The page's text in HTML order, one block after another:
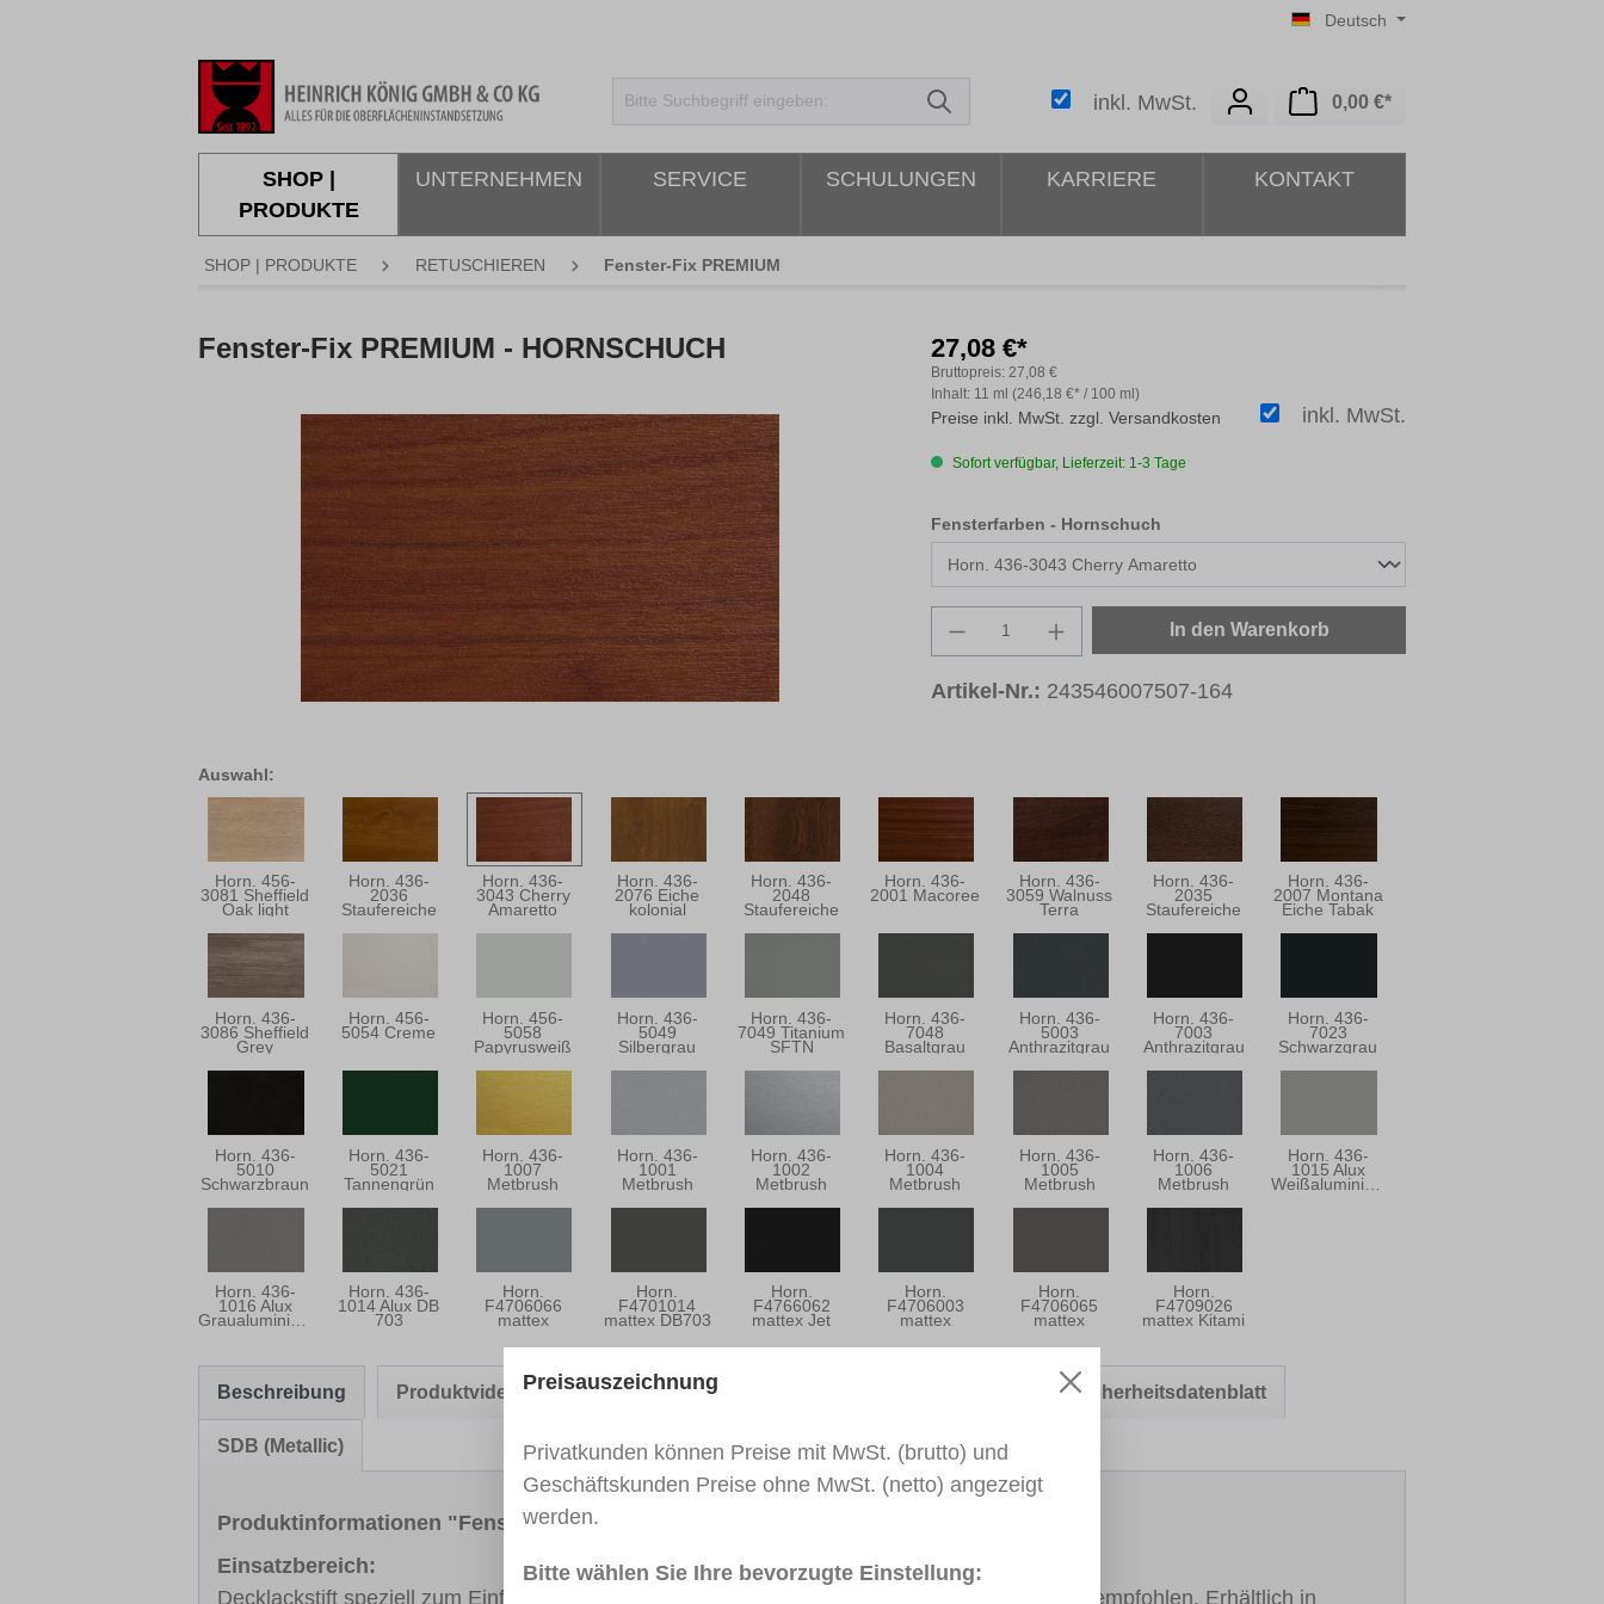
Deutsch
inkl. MwSt. 0,00 €*Warenkorb enthält 0
SHOP |
PRODUKTE
UNTERNEHMEN SERVICE SCHULUNGEN KARRIERE KONTAKT
SHOP | PRODUKTE RETUSCHIEREN Fenster-Fix PREMIUM
Fenster-Fix PREMIUM - HORNSCHUCH
Auswahl:
Horn. 456-
3081 Sheffield
Oak light
Horn. 436-
2036
Staufereiche
Horn. 436-
3043 Cherry
Amaretto
Horn. 436-
2076 Eiche
kolonial
Horn. 436-
2048
Staufereiche
Horn. 436-
2001 Macoree
Horn. 436-
3059 Walnuss
Terra
Horn. 436-
2035
Staufereiche
Horn. 436-
2007 Montana
Eiche Tabak
Horn. 436-
3086 Sheffield
Grey
Horn. 456-
5054 Creme
Horn. 456-
5058
Papyrusweiß
Horn. 436-
5049
Silbergrau
Horn. 436-
7049 Titanium
SFTN
Horn. 436-
7048
Basaltgrau
Horn. 436-
5003
Anthrazitgrau
Horn. 436-
7003
Anthrazitgrau
Horn. 436-
7023
Schwarzgrau
Horn. 436-
5010
Schwarzbraun
Horn. 436-
5021
Tannengrün
Horn. 436-
1007
Metbrush
Horn. 436-
1001
Metbrush
Horn. 436-
1002
Metbrush
Horn. 436-
1004
Metbrush
Horn. 436-
1005
Metbrush
Horn. 436-
1006
Metbrush
Horn. 436-
1015 Alux
Horn. 436-
1016 Alux
Horn. 436-
1014 Alux DB
703
Horn.
F4706066
mattex
Horn.
F4701014
mattex DB703
Horn.
F4766062
mattex Jet
Horn.
F4706003
mattex
Horn.
F4706065
mattex
Horn.
F4709026
mattex Kitami
27,08 €*
Inhalt: 11 ml (246,18 €* / 100 ml)
Bruttopreis: 27,08 €
inkl. MwSt.
Preise inkl. MwSt. zzgl. Versandkosten
Sofort verfügbar, Lieferzeit: 1-3 Tage
Fensterfarben - Hornschuchauswählen
Produkt Anzahl: Gib den gewünschten Wert ein
In den Warenkorb
Artikel-Nr.: 243546007507-164
Beschreibung Produktvideo Gebrauchsanweisung Sicherheitsdatenblatt
SDB (Metallic)
Produktinformationen "Fenster-Fix PREMIUM - HORNSCHUCH"
Einsatzbereich:
Decklackstift speziell zum Einfärben von Gehrungsnuten. Für den Innen- und Außenbereich empfohlen. Erhältlich in
Preisauszeichnung
Privatkunden können Preise mit MwSt. (brutto) und
Geschäftskunden Preise ohne MwSt. (netto) angezeigt
werden.
Bitte wählen Sie Ihre bevorzugte Einstellung: